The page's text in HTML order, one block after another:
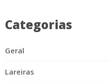
Categorias
Geral
Lareiras